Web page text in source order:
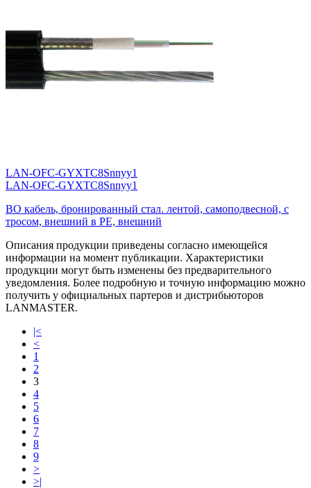
LAN-OFC-GYXTC8Snnyy1
LAN-OFC-GYXTC8Snnyy1
ВО кабель, бронированный стал. лентой, самоподвесной, с
тросом, внешний в PE, внешний
Описания продукции приведены согласно имеющейся
информации на момент публикации. Характеристики
продукции могут быть изменены без предварительного
уведомления. Более подробную и точную информацию можно
получить у официальных партеров и дистрибьюторов
LANMASTER.
|<
<
1
2
3
4
5
6
7
8
9
>
>|